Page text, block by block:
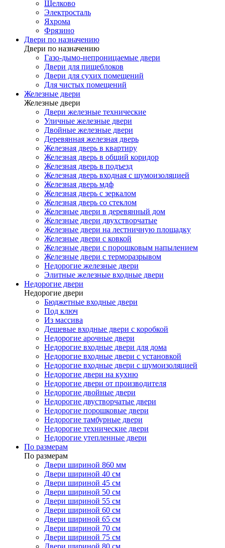
Щелково
Электросталь
Яхрома
Фрязино
Двери по назначению
Двери по назначению
Газо-дымо-непроницаемые двери
Двери для пищеблоков
Двери для сухих помещений
Для чистых помещений
Железные двери
Железные двери
Двери железные технические
Уличные железные двери
Двойные железные двери
Деревянная железная дверь
Железная дверь в квартиру
Железная дверь в общий коридор
Железная дверь в подъезд
Железная дверь входная с шумоизоляцией
Железная дверь мдф
Железная дверь с зеркалом
Железная дверь со стеклом
Железные двери в деревянный дом
Железные двери двухстворчатые
Железные двери на лестничную площадку
Железные двери с ковкой
Железные двери с порошковым напылением
Железные двери с терморазрывом
Недорогие железные двери
Элитные железные входные двери
Недорогие двери
Недорогие двери
Бюджетные входные двери
Под ключ
Из массива
Дешевые входные двери с коробкой
Недорогие арочные двери
Недорогие входные двери для дома
Недорогие входные двери с установкой
Недорогие входные двери с шумоизоляцией
Недорогие двери на кухню
Недорогие двери от производителя
Недорогие двойные двери
Недорогие двустворчатые двери
Недорогие порошковые двери
Недорогие тамбурные двери
Недорогие технические двери
Недорогие утепленные двери
По размерам
По размерам
Двери шириной 860 мм
Двери шириной 40 см
Двери шириной 45 см
Двери шириной 50 см
Двери шириной 55 см
Двери шириной 60 см
Двери шириной 65 см
Двери шириной 70 см
Двери шириной 75 см